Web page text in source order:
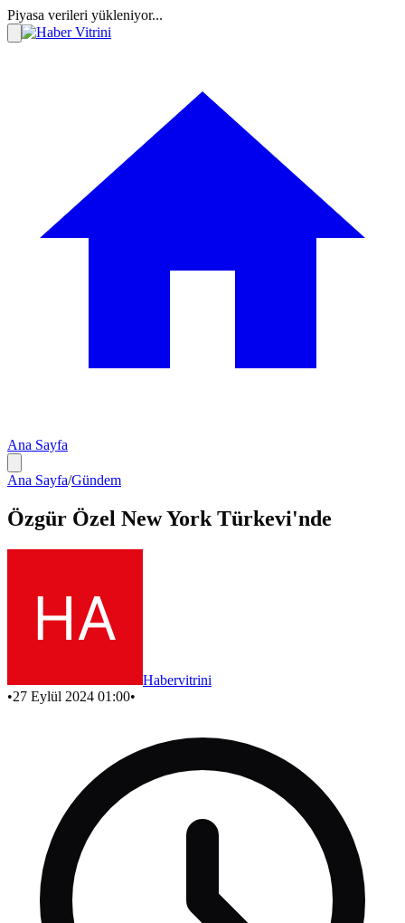
Piyasa verileri yükleniyor...
Ana Sayfa
Ana Sayfa/Gündem
Özgür Özel New York Türkevi'nde
Habervitrini
•27 Eylül 2024 01:00•